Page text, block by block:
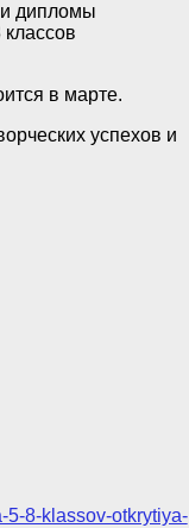
и дипломы
в марте.
успехов и
5-8-klassov-otkrytiya-